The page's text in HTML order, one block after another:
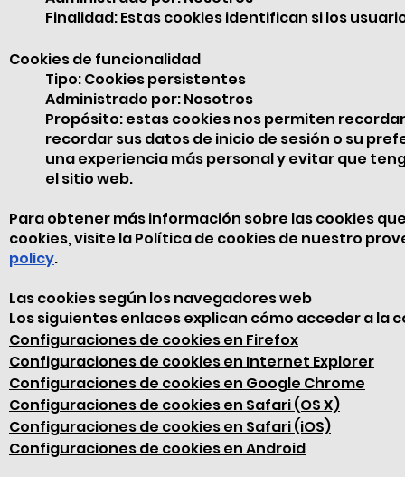
Finalidad: Estas cookies identifican si los
Cookies de funcionalidad
Tipo: Cookies persistentes
Administrado por: Nosotros
Propósito: estas cookies nos permiten
recordar sus datos de inicio de sesión o su
una experiencia más personal y evitar que
el sitio web.
Para obtener más información sobre las cookies
cookies, visite la Política de cookies de nuestro
policy.
Las cookies según los navegadores web
Los siguientes enlaces explican cómo acceder a
Configuraciones de cookies en Firefox
Configuraciones de cookies en Internet Explorer
Configuraciones de cookies en Google Chrome
Configuraciones de cookies en Safari (OS X)
Configuraciones de cookies en Safari (iOS)
Configuraciones de cookies en Android